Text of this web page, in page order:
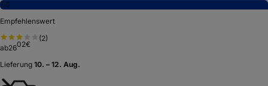
7,0
Empfehlenswert
(2)
ab2602€
Lieferung 10. – 12. Aug.